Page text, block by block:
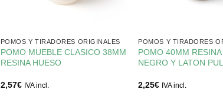
POMOS Y TIRADORES ORIGINALES
POMO MUEBLE CLASICO 38MM
RESINA HUESO
2,57€ IVA incl.
POMOS Y TIRADORES
POMO 40MM RESINA
NEGRO Y LATON
2,25€ IVA incl.